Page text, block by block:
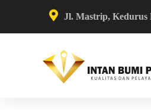
Jl. Mastrip, Kedurus